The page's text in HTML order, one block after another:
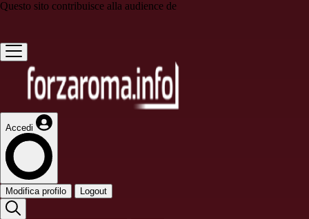
Questo sito contribuisce alla audience de
Accedi
Modifica profilo Logout